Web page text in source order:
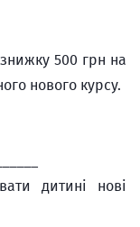
500 грн на
нового курсу.
дитині нові